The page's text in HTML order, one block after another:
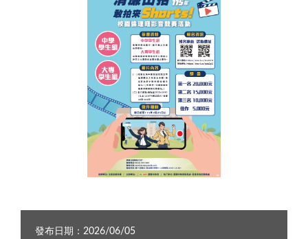
發布日期：2026/06/05